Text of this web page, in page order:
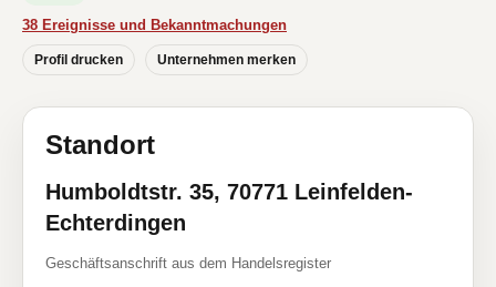
38 Ereignisse und Bekanntmachungen
Profil drucken Unternehmen merken
Standort
Humboldtstr. 35, 70771 Leinfelden-
Echterdingen
Geschäftsanschrift aus dem Handelsregister